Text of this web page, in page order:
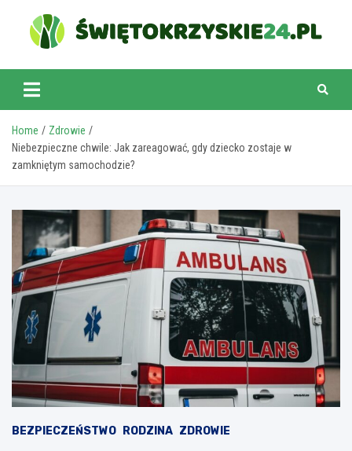
content
swietokrzyskie24.pl
Home
Zdrowie
Niebezpieczne chwile: Jak zareagować, gdy dziecko zostaje w
zamkniętym samochodzie?
BEZPIECZEŃSTWO RODZINA ZDROWIE